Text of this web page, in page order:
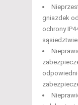
gniazdek
ochrony
sąsiedztwie